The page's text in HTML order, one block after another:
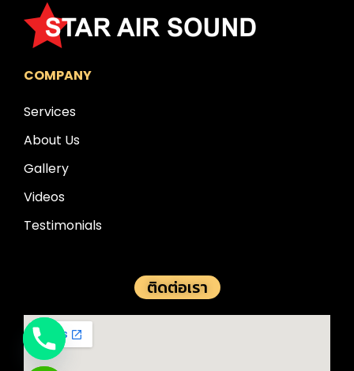
COMPANY
Services
About Us
Gallery
Videos
Testimonials
ติดต่อเรา